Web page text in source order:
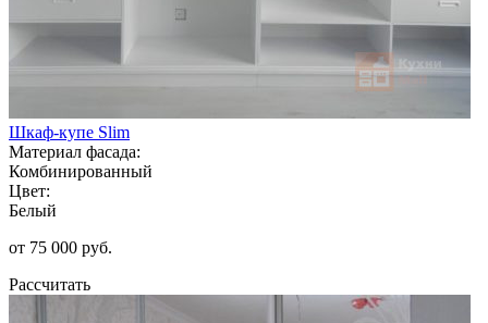
Шкаф-купе Slim
Материал фасада:
Комбинированный
Цвет:
Белый
от 75 000 руб.
Рассчитать